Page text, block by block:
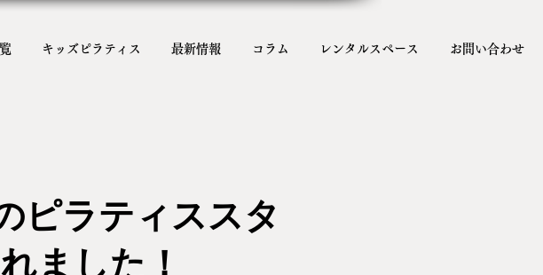
キッズピラティス 最新情報 コラム レンタルスペース お問い合わせ
ピラティススタ
ました！